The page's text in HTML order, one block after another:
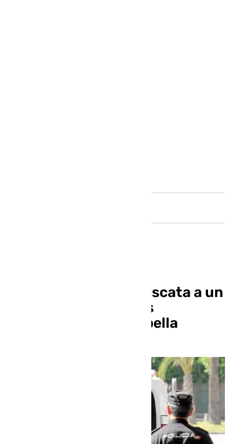
La Policía Nacional rescata a un
rehén y detiene a tres
sospechosos en Marbella